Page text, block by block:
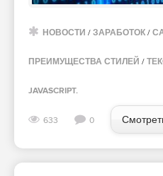
НОВОСТИ / ЗАРАБОТОК /
ПРЕИМУЩЕСТВА СТИЛЕЙ /
JAVASCRIPT.
633 0